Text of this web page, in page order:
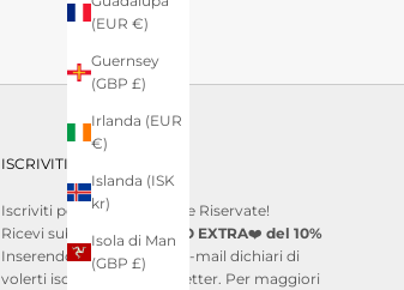
(EUR €)
Guernsey
(GBP £)
Irlanda (EUR
€)
Islanda (ISK
kr)
Isola di Man
(GBP £)
ISCRIVITI alla Newsletter
Iscriviti per ricevere Offerte Riservate!
Ricevi subito uno
SCONTO EXTRA❤️ del 10%
Inserendo il tuo indirizzo e-mail dichiari di
volerti iscrivere alla newsletter. Per maggiori